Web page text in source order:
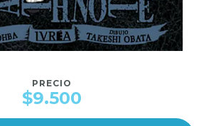
PRECIO
$9.500